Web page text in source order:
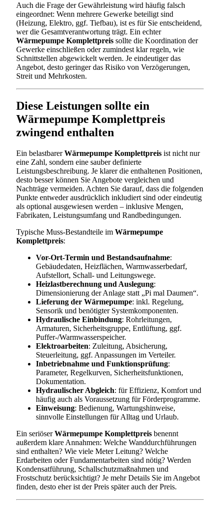
Auch die Frage der Gewährleistung wird häufig falsch
eingeordnet: Wenn mehrere Gewerke beteiligt sind
(Heizung, Elektro, ggf. Tiefbau), ist es für Sie entscheidend,
wer die Gesamtverantwortung trägt. Ein echter
Wärmepumpe Komplettpreis sollte die Koordination der
Gewerke einschließen oder zumindest klar regeln, wie
Schnittstellen abgewickelt werden. Je eindeutiger das
Angebot, desto geringer das Risiko von Verzögerungen,
Streit und Mehrkosten.
Diese Leistungen sollte ein
Wärmepumpe Komplettpreis
zwingend enthalten
Ein belastbarerWärmepumpe Komplettpreis ist nicht nur
eine Zahl, sondern eine sauber definierte
Leistungsbeschreibung. Je klarer die enthaltenen Positionen,
desto besser können Sie Angebote vergleichen und
Nachträge vermeiden. Achten Sie darauf, dass die folgenden
Punkte entweder ausdrücklich inkludiert sind oder eindeutig
als optional ausgewiesen werden – inklusive Mengen,
Fabrikaten, Leistungsumfang und Randbedingungen.
Typische Muss-Bestandteile im Wärmepumpe
Komplettpreis:
Vor-Ort-Termin und Bestandsaufnahme:
Gebäudedaten, Heizflächen, Warmwasserbedarf,
Aufstellort, Schall- und Leitungswege.
Heizlastberechnung und Auslegung:
Dimensionierung der Anlage statt „Pi mal Daumen“.
Lieferung der Wärmepumpe: inkl. Regelung,
Sensorik und benötigter Systemkomponenten.
Hydraulische Einbindung: Rohrleitungen,
Armaturen, Sicherheitsgruppe, Entlüftung, ggf.
Puffer-/Warmwasserspeicher.
Elektroarbeiten: Zuleitung, Absicherung,
Steuerleitung, ggf. Anpassungen im Verteiler.
Inbetriebnahme und Funktionsprüfung:
Parameter, Regelkurven, Sicherheitsfunktionen,
Dokumentation.
Hydraulischer Abgleich: für Effizienz, Komfort und
häufig auch als Voraussetzung für Förderprogramme.
Einweisung: Bedienung, Wartungshinweise,
sinnvolle Einstellungen für Alltag und Urlaub.
Ein seriöserWärmepumpe Komplettpreis benennt
außerdem klare Annahmen: Welche Wanddurchführungen
sind enthalten? Wie viele Meter Leitung? Welche
Erdarbeiten oder Fundamentarbeiten sind nötig? Werden
Kondensatführung, Schallschutzmaßnahmen und
Frostschutz berücksichtigt? Je mehr Details Sie im Angebot
finden, desto eher ist der Preis später auch der Preis.